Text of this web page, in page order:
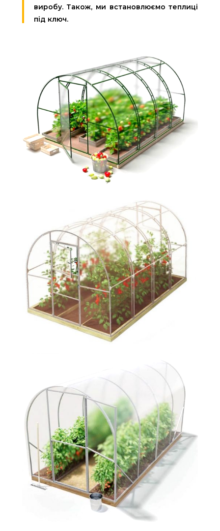
виробу. Також, ми встановлюємо теплиці
під ключ.